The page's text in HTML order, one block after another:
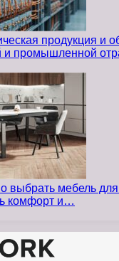
продукция и
и промышленной
выбрать мебель
комфорт и…